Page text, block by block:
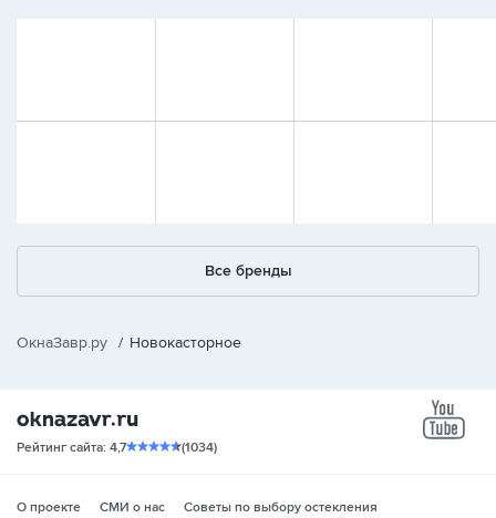
Все бренды
ОкнаЗавр.ру / Новокасторное
Рейтинг сайта: 4,7 (1034)
О проекте СМИ о нас Советы по выбору остекления